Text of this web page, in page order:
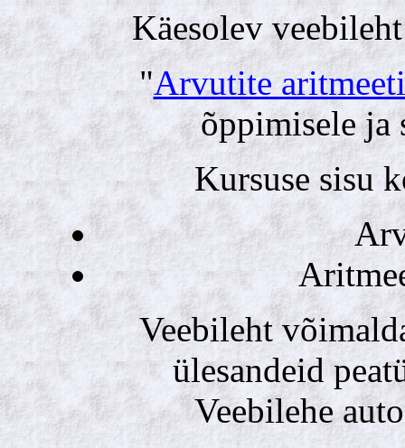
Käesolev veebileht
"Arvutite
õppimisele ja
Kursuse sisu
Veebileht
ülesandeid
Veebilehe